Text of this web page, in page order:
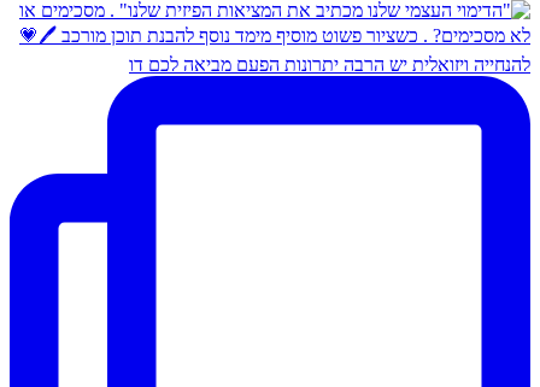
להנחייה ויזואלית יש הרבה יתרונות הפעם מביאה לכם דו